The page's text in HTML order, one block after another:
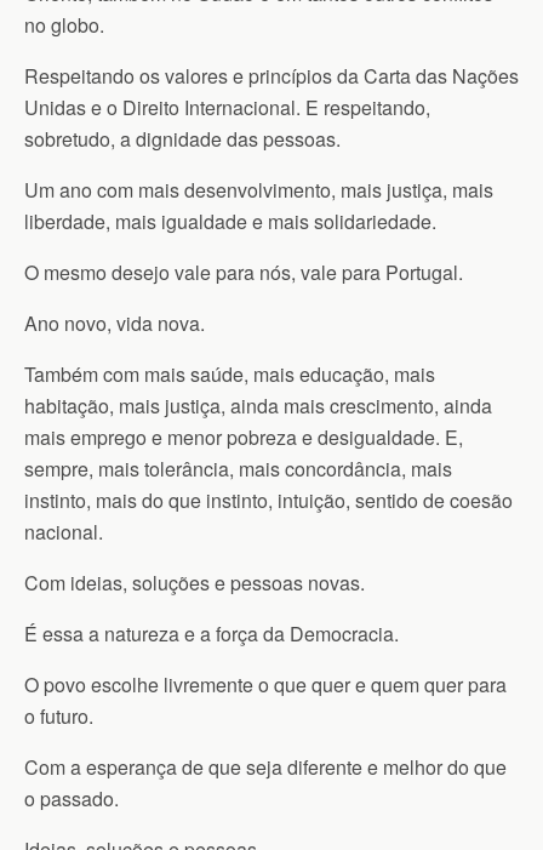
no globo.
Respeitando os valores e princípios da Carta das Nações
Unidas e o Direito Internacional. E respeitando,
sobretudo, a dignidade das pessoas.
Um ano com mais desenvolvimento, mais justiça, mais
liberdade, mais igualdade e mais solidariedade.
O mesmo desejo vale para nós, vale para Portugal.
Ano novo, vida nova.
Também com mais saúde, mais educação, mais
habitação, mais justiça, ainda mais crescimento, ainda
mais emprego e menor pobreza e desigualdade. E,
sempre, mais tolerância, mais concordância, mais
instinto, mais do que instinto, intuição, sentido de coesão
nacional.
Com ideias, soluções e pessoas novas.
É essa a natureza e a força da Democracia.
O povo escolhe livremente o que quer e quem quer para
o futuro.
Com a esperança de que seja diferente e melhor do que
o passado.